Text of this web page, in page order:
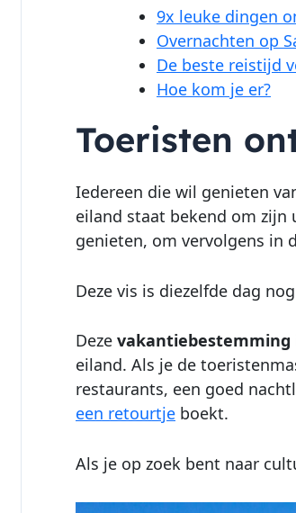
9x leuke dingen
Overnachten op
De beste reistijd
Hoe kom je er?
Toeristen
Iedereen die wil genieten
eiland staat bekend om zijn
genieten, om vervolgens in
Deze vis is diezelfde dag
Deze vakantiebestemming
eiland. Als je de
restaurants, een goed
een retourtje boekt.
Als je op zoek bent naar